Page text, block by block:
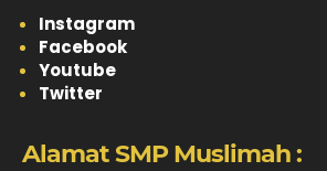
Instagram
Facebook
Youtube
Twitter
Alamat SMP Muslimah :